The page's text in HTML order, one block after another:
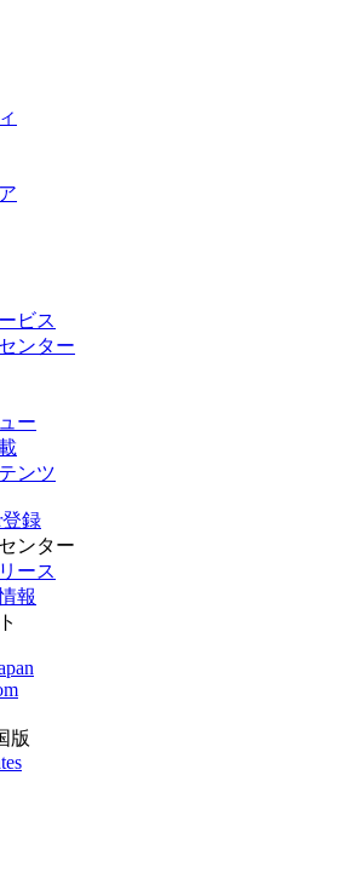
ビス
ンター
ー
ンツ
登録
ンター
ース
報
版